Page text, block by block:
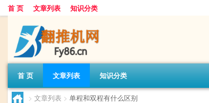
首 页 文章列表 知识分类
首 页 文章列表 知识分类
> 文章列表 > 单程和双程有什么区别